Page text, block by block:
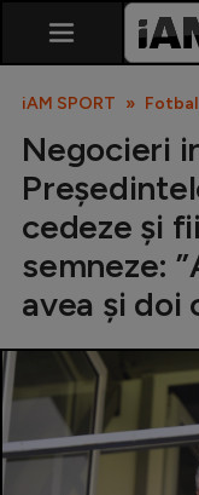
iAM SPORT Fotbal
Negocieri
cedeze și
semneze:
avea și doi